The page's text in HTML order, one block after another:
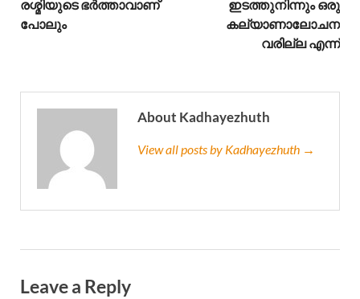
രശ്മിയുടെ ഭർത്താവാണ്
പോലും
ഇടത്തുനിന്നും ഒരു
കല്യാണാലോചന
വരില്ല എന്ന്
About Kadhayezhuth
View all posts by Kadhayezhuth →
Leave a Reply